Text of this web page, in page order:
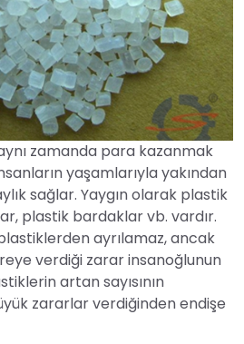
zamanda para kazanmak
yaşamlarıyla yakından
sağlar. Yaygın olarak plastik
plastik bardaklar vb. vardır.
ayrılamaz, ancak
verdiği zarar insanoğlunun
artan sayısının
zararlar verdiğinden endişe